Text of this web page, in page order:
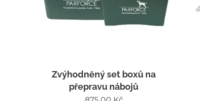
Zvýhodněný set boxů na
přepravu nábojů